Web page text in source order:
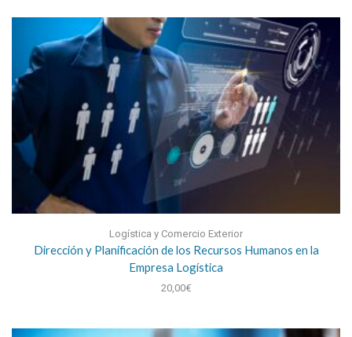
Logística y Comercio Exterior
Dirección y Planificación de los Recursos Humanos en la
Empresa Logística
20,00€